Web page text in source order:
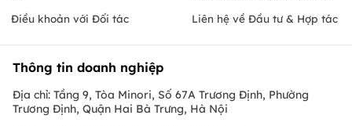
Điều khoản với Đối tác
Liên hệ về Đầu tư & Hợp tác
Thông tin doanh nghiệp
Địa chỉ: Tầng 9, Tòa Minori, Số 67A Trương Định, Phường
Trương Định, Quận Hai Bà Trưng, Hà Nội